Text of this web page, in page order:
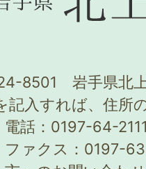
8501 岩手県北
記入すれば、住所
電話：0197-64-
ファクス：0197-